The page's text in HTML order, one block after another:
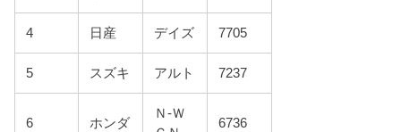
4 日産 デイズ 7705
5 スズキ アルト 7237
6 ホンダ
Ｎ-Ｗ
6736